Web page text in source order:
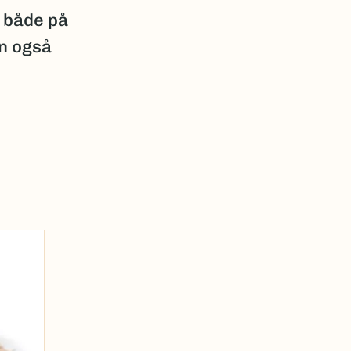
på
også